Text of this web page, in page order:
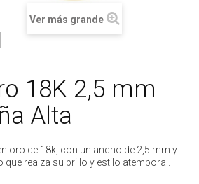
Ver más grande
18K 2,5 mm
Alta
oro de 18k, con un ancho de 2,5 mm y
realza su brillo y estilo atemporal.